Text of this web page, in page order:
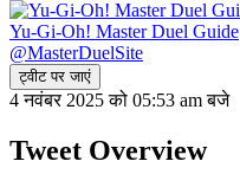
Yu-Gi-Oh! Master Duel Guide
@MasterDuelSite
ट्वीट पर जाएं
4 नवंबर 2025 को 05:53 am बजे
Tweet Overview